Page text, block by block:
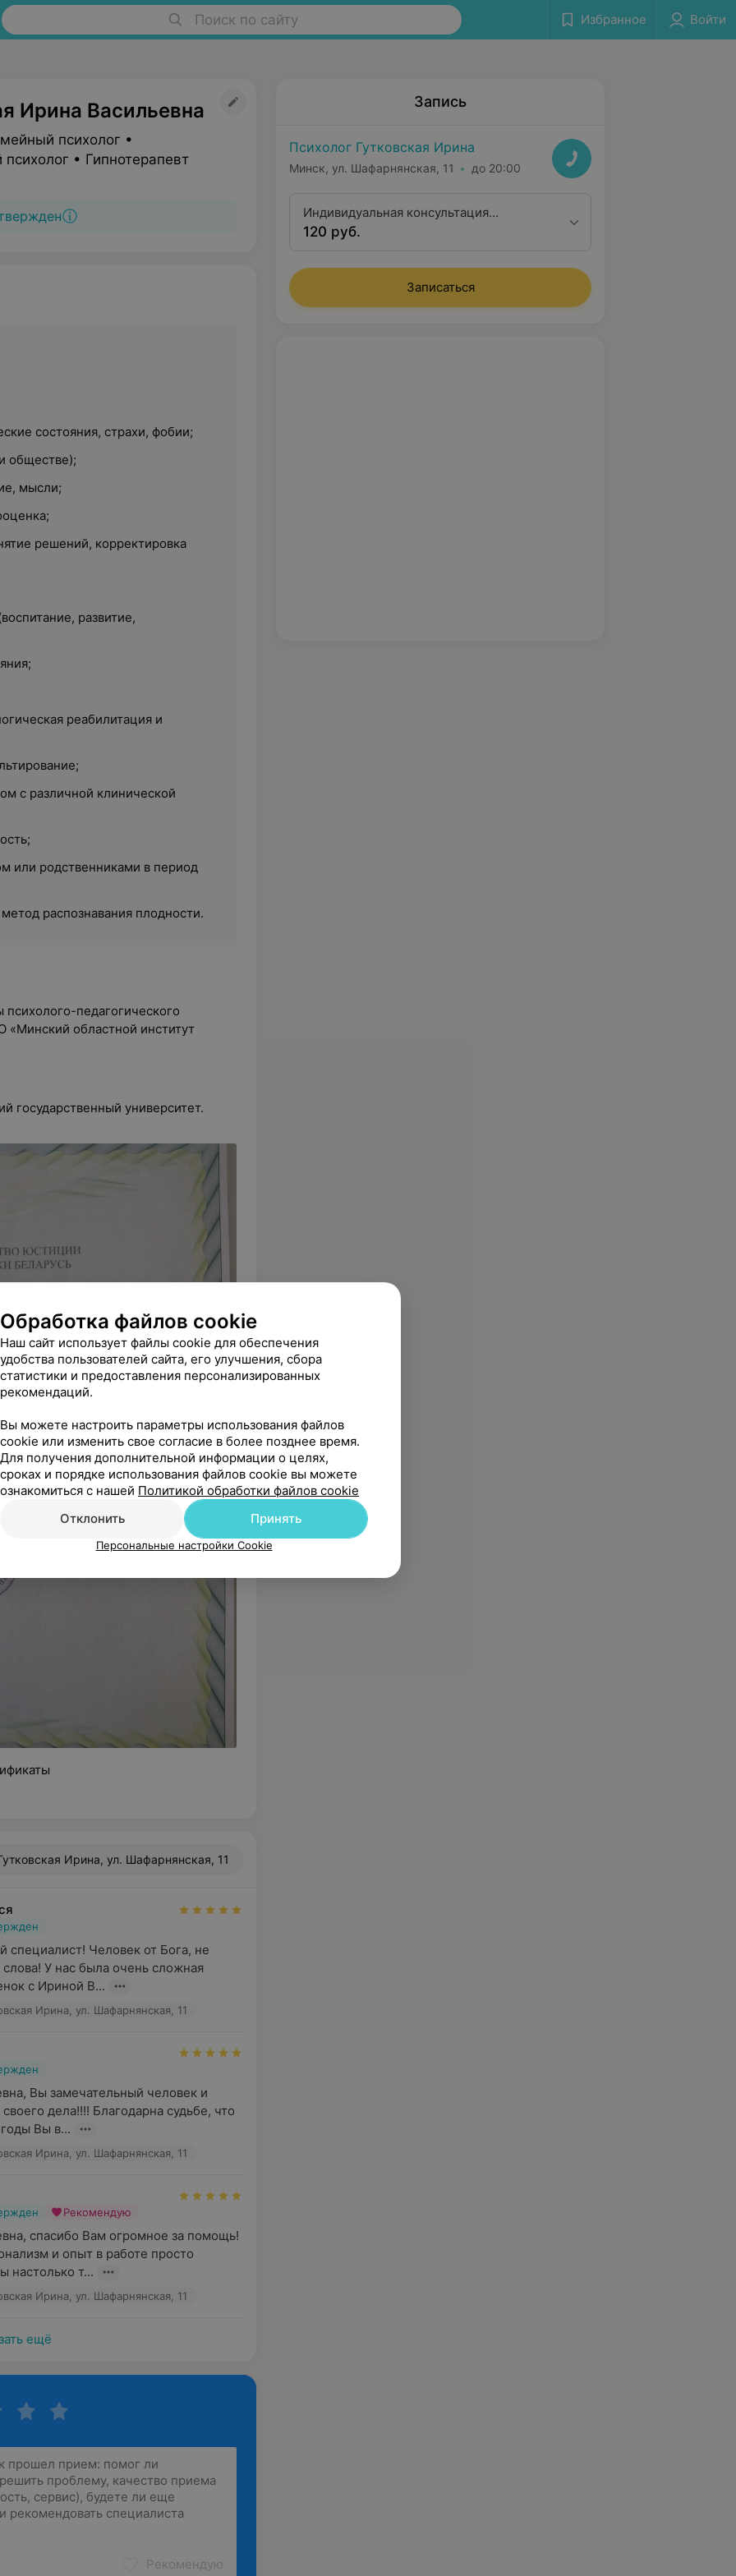
Поиск по сайту Избранное Войти
Ирина Васильевна
психолог •
• Гипнотерапевт
состояния, страхи, фобии;
обществе);
мысли;
решений, корректировка
развитие,
реабилитация и
с различной клинической
или родственниками в период
распознавания плодности.
педагогического
«Минский областной институт
государственный университет.
Ирина, ул. Шафарнянская, 11
специалист! Человек от Бога, не
У нас была очень сложная
с Ириной В...
Ирина, ул. Шафарнянская, 11
Вы замечательный человек и
дела!!!! Благодарна судьбе, что
Вы в...
Ирина, ул. Шафарнянская, 11
Рекомендую
спасибо Вам огромное за помощь!
и опыт в работе просто
настолько т...
Ирина, ул. Шафарнянская, 11
ещё
Рекомендую
Запись
Психолог Гутковская Ирина
Минск, ул. Шафарнянская, 11 до 20:00
Индивидуальная консультация
психолога
120 руб.
Записаться
Обработка файлов cookie
Наш сайт использует файлы cookie для обеспечения
удобства пользователей сайта, его улучшения, сбора
статистики и предоставления персонализированных
рекомендаций.
Вы можете настроить параметры использования файлов
cookie или изменить свое согласие в более позднее время.
Для получения дополнительной информации о целях,
сроках и порядке использования файлов cookie вы можете
ознакомиться с нашей Политикой обработки файлов cookie
Отклонить
Принять
Персональные настройки Cookie